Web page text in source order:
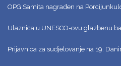
OPG Samita nagrađen na
Ulaznica u UNESCO-ovu glazbenu
Prijavnica za sudjelovanje na 19.